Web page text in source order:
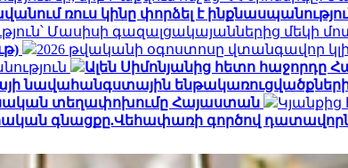
ռուս կինը փորձել է
Մասիսի գազալցակայաններից մեկի
2026 թվականի օգոստոսը վտանգավոր
Ալեն Սիմոնյանից հետո հաջորդը
նավահանգստային
տեղափոխումը Հայաստան
Կյանքից
գնացքը.Վեհափառի գործով